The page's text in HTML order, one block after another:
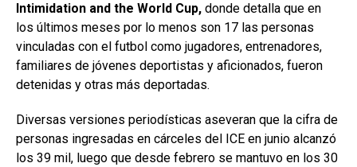
Intimidation and the World Cup, donde detalla que en
los últimos meses por lo menos son 17 las personas
vinculadas con el futbol como jugadores, entrenadores,
familiares de jóvenes deportistas y aficionados, fueron
detenidas y otras más deportadas.
Diversas versiones periodísticas aseveran que la cifra de
personas ingresadas en cárceles del ICE en junio alcanzó
los 39 mil, luego que desde febrero se mantuvo en los 30